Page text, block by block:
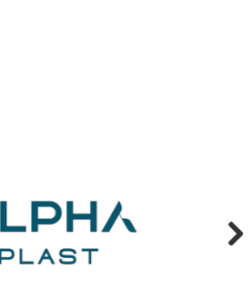
O lote não.
perfeito na mesa de aprovação. A
que a amostra sozinha não
direto para o site. Só existe um
Code foi colocado justamente
recebe verniz ou sofre